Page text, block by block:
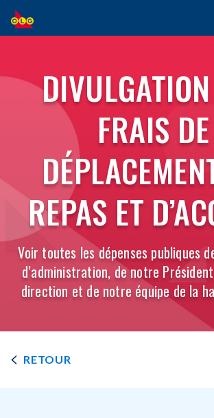
ALLER
AU
CONTENU
QUARTERFRAIS DE
REPAS ET
Voir toutes les dépenses publiques
d’administration, de notre
direction et de notre équipe de la
RETOUR